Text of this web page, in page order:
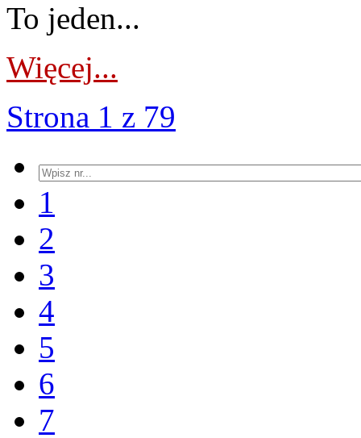
To jeden...
Więcej...
Strona 1 z 79
1
2
3
4
5
6
7